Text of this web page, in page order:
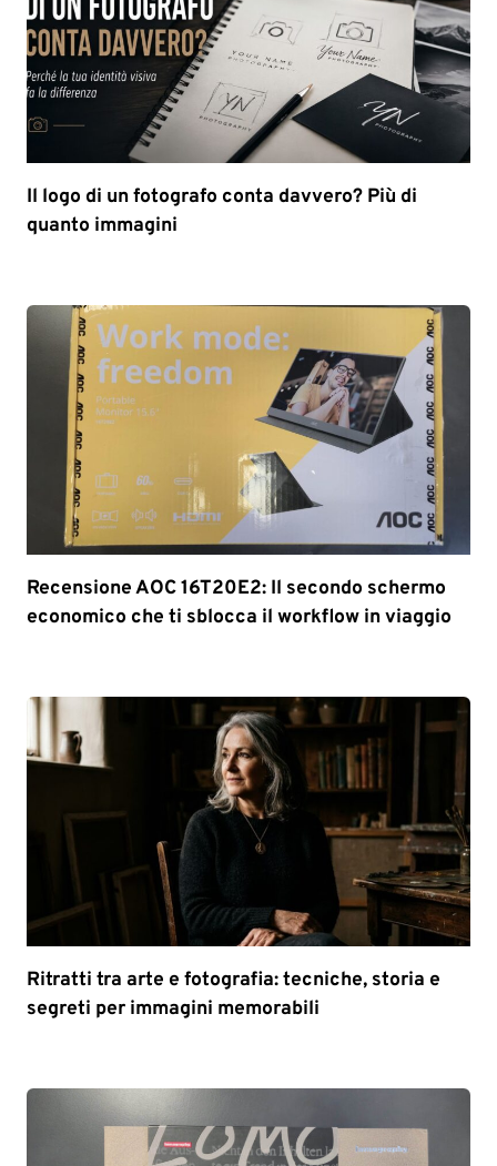
Il logo di un fotografo conta davvero? Più di
quanto immagini
Recensione AOC 16T20E2: Il secondo schermo
economico che ti sblocca il workflow in viaggio
Ritratti tra arte e fotografia: tecniche, storia e
segreti per immagini memorabili